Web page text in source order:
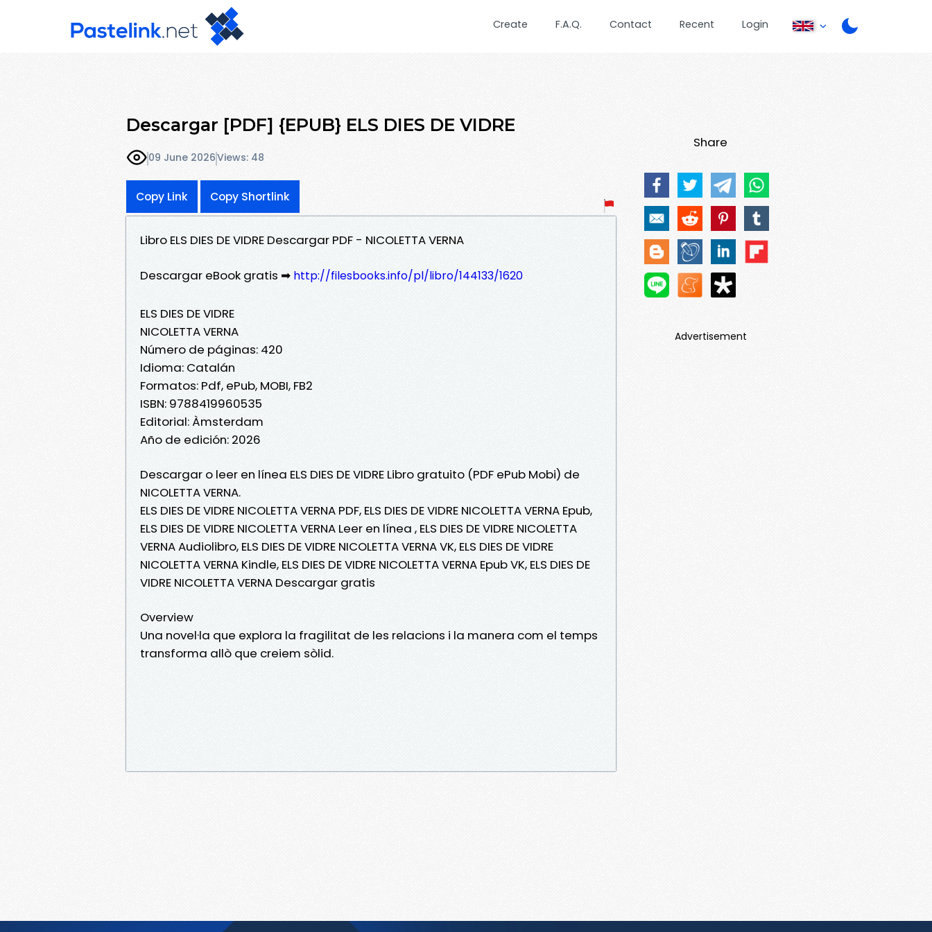
Create F.A.Q. Contact Recent Login
Descargar [PDF] {EPUB} ELS DIES DE VIDRE
09 June 2026Views: 48
Copy Link Copy Shortlink
Libro ELS DIES DE VIDRE Descargar PDF - NICOLETTA VERNA
Descargar eBook gratis ➡ http://filesbooks.info/pl/libro/144133/1620
ELS DIES DE VIDRE
NICOLETTA VERNA
Número de páginas: 420
Idioma: Catalán
Formatos: Pdf, ePub, MOBI, FB2
ISBN: 9788419960535
Editorial: Àmsterdam
Año de edición: 2026
Descargar o leer en línea ELS DIES DE VIDRE Libro gratuito (PDF ePub Mobi) de
NICOLETTA VERNA.
ELS DIES DE VIDRE NICOLETTA VERNA PDF, ELS DIES DE VIDRE NICOLETTA VERNA Epub,
ELS DIES DE VIDRE NICOLETTA VERNA Leer en línea , ELS DIES DE VIDRE NICOLETTA
VERNA Audiolibro, ELS DIES DE VIDRE NICOLETTA VERNA VK, ELS DIES DE VIDRE
NICOLETTA VERNA Kindle, ELS DIES DE VIDRE NICOLETTA VERNA Epub VK, ELS DIES DE
VIDRE NICOLETTA VERNA Descargar gratis
Overview
Una novel·la que explora la fragilitat de les relacions i la manera com el temps
transforma allò que creiem sòlid.
Share
Advertisement